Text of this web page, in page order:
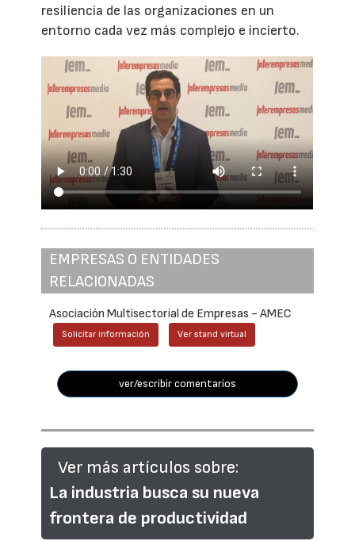
resiliencia de las organizaciones en un
entorno cada vez más complejo e incierto.
EMPRESAS O ENTIDADES
RELACIONADAS
Asociación Multisectorial de Empresas - AMEC
Solicitar información Ver stand virtual
ver/escribir comentarios
Ver más artículos sobre:
La industria busca su nueva
frontera de productividad